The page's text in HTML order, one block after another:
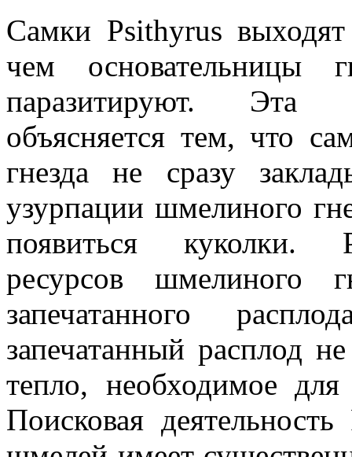
Самки Psithyrus
чем основательницы
паразитируют. Эта
объясняется тем, что
гнезда не сразу
узурпации шмелиного
появиться куколки.
ресурсов шмелиного
запечатанного
запечатанный расплод
тепло, необходимое для
Поисковая